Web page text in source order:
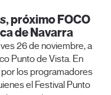
, próximo FOCO
de Navarra
26 de noviembre, a
Punto de Vista. En
los programadores
el Festival Punto